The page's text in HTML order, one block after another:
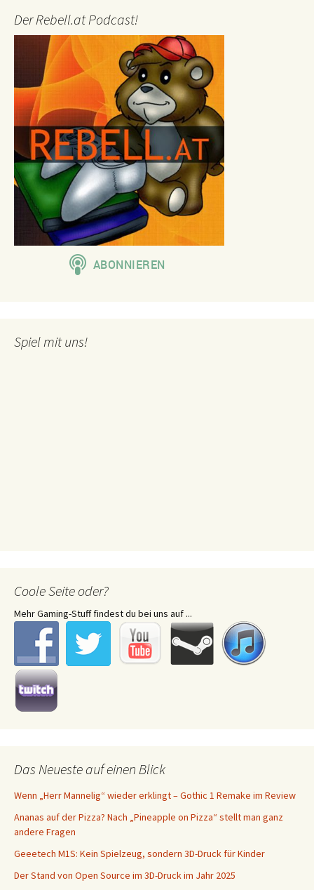
Der Rebell.at Podcast!
Spiel mit uns!
Coole Seite oder?
Mehr Gaming-Stuff findest du bei uns auf ...
Das Neueste auf einen Blick
Wenn „Herr Mannelig“ wieder erklingt – Gothic 1 Remake im Review
Ananas auf der Pizza? Nach „Pineapple on Pizza“ stellt man ganz
andere Fragen
Geeetech M1S: Kein Spielzeug, sondern 3D-Druck für Kinder
Der Stand von Open Source im 3D-Druck im Jahr 2025